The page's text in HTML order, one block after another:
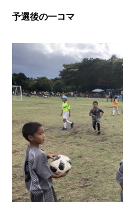
予選後の一コマ